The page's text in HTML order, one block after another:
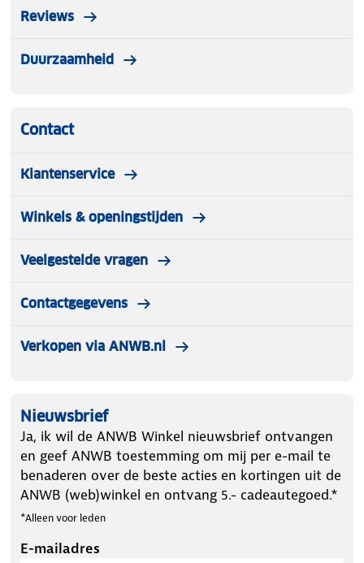
vervangende helm te kopen.
Reviews
Duurzaamheid
Contact
Klantenservice
Winkels & openingstijden
Veelgestelde vragen
Contactgegevens
Verkopen via ANWB.nl
Nieuwsbrief
Ja, ik wil de ANWB Winkel nieuwsbrief ontvangen
en geef ANWB toestemming om mij per e-mail te
benaderen over de beste acties en kortingen uit de
ANWB (web)winkel en ontvang 5.- cadeautegoed.*
*Alleen voor leden
E-mailadres